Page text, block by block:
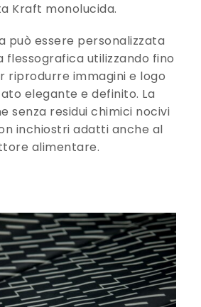
Kraft monolucida.
può essere personalizzata
utilizzando fino
riprodurre immagini e logo
elegante e definito. La
senza residui chimici nocivi
inchiostri adatti anche al
alimentare.